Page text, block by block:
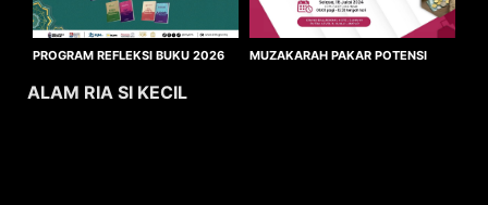
PROGRAM REFLEKSI BUKU 2026
MUZAKARAH PAKAR POTENSI
ALAM RIA SI KECIL